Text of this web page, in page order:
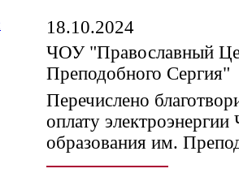
18.10.2024
ЧОУ "Православный
Преподобного Сергия"
Перечислено
оплату
образования им.